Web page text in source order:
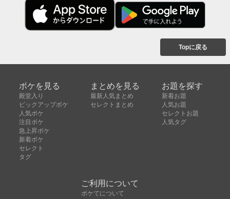
Topに戻る
ボケを見る
殿堂入り
ピックアップボケ
人気ボケ
注目ボケ
急上昇ボケ
新着ボケ
セレクト
タグ
まとめを見る
最新人気まとめ
セレクトまとめ
お題を探す
新着お題
人気お題
セレクトお題
人気タグ
ご利用について
ボケてについて